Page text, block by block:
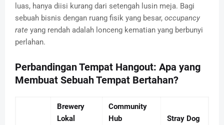
luas, hanya diisi kurang dari setengah lusin meja. Bagi
sebuah bisnis dengan ruang fisik yang besar, occupancy
rate yang rendah adalah lonceng kematian yang berbunyi
perlahan.
Perbandingan Tempat Hangout: Apa yang
Membuat Sebuah Tempat Bertahan?
Brewery
Lokal
Community
Hub
Stray Dog